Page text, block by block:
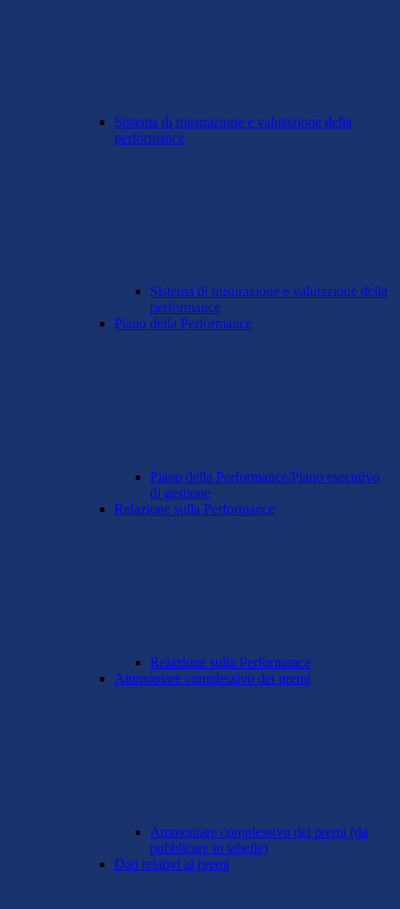
Sistema di misurazione e valutazione della
performance
Sistema di misurazione e valutazione della
performance
Piano della Performance
Piano della Performance/Piano esecutivo
di gestione
Relazione sulla Performance
Relazione sulla Performance
Ammontare complessivo dei premi
Ammontare complessivo dei premi (da
pubblicare in tabelle)
Dati relativi ai premi